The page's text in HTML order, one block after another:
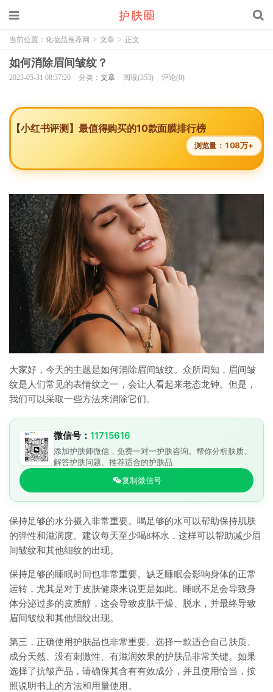
当前位置： 化妆品推荐网 > 文章 > 正文
如何消除眉间皱纹？
2023-05-31 08:37:20 分类： 文章 阅读(353) 评论(0)
【小红书评测】最值得购买的10款面膜排行榜
浏览量： 108万+
大家好，今天的主题是如何消除眉间皱纹。众所周知，眉间皱
纹是人们常见的表情纹之一，会让人看起来老态龙钟。但是，
我们可以采取一些方法来消除它们。
微信号： 11715616
添加护肤师微信，免费一对一护肤咨询。帮你分析肤质、
解答护肤问题、推荐适合的护肤品
复制微信号
保持足够的水分摄入非常重要。喝足够的水可以帮助保持肌肤
的弹性和滋润度。建议每天至少喝8杯水，这样可以帮助减少眉
间皱纹和其他细纹的出现。
保持足够的睡眠时间也非常重要。缺乏睡眠会影响身体的正常
运转，尤其是对于皮肤健康来说更是如此。睡眠不足会导致身
体分泌过多的皮质醇，这会导致皮肤干燥、脱水，并最终导致
眉间皱纹和其他细纹出现。
第三，正确使用护肤品也非常重要。选择一款适合自己肤质、
成分天然、没有刺激性、有滋润效果的护肤品非常关键。如果
选择了抗皱产品，请确保其含有有效成分，并且使用恰当，按
照说明书上的方法和用量使用。